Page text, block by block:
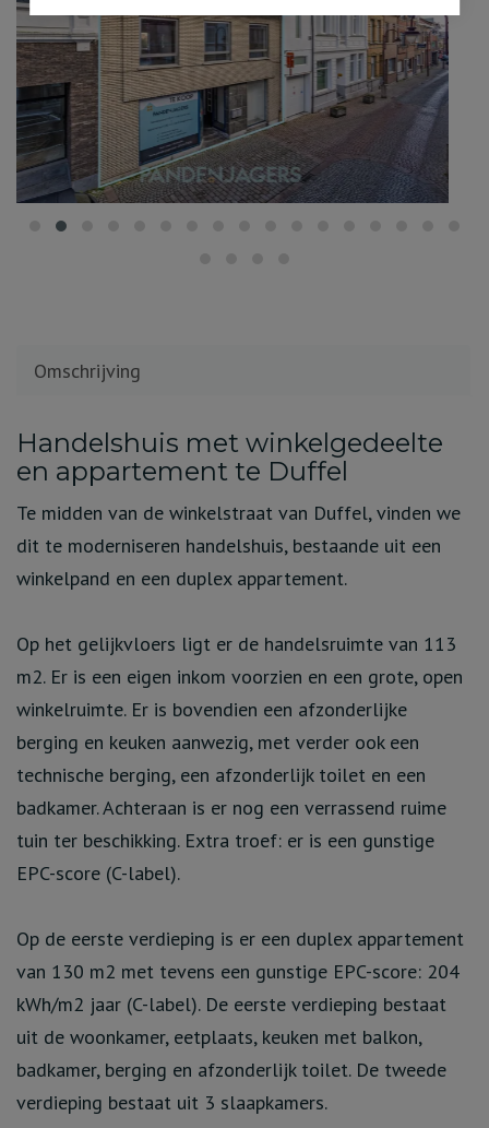
Omschrijving
Omschrijving
Handelshuis met winkelgedeelte
en appartement te Duffel
Te midden van de winkelstraat van Duffel, vinden we
dit te moderniseren handelshuis, bestaande uit een
winkelpand en een duplex appartement.
Op het gelijkvloers ligt er de handelsruimte van 113
m2. Er is een eigen inkom voorzien en een grote, open
winkelruimte. Er is bovendien een afzonderlijke
berging en keuken aanwezig, met verder ook een
technische berging, een afzonderlijk toilet en een
badkamer. Achteraan is er nog een verrassend ruime
tuin ter beschikking. Extra troef: er is een gunstige
EPC-score (C-label).
Op de eerste verdieping is er een duplex appartement
van 130 m2 met tevens een gunstige EPC-score: 204
kWh/m2 jaar (C-label). De eerste verdieping bestaat
uit de woonkamer, eetplaats, keuken met balkon,
badkamer, berging en afzonderlijk toilet. De tweede
verdieping bestaat uit 3 slaapkamers.